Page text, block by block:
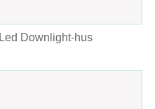
Downlight-hus